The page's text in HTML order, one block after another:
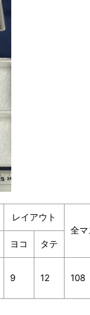
レイアウト
全
ヨコ タテ
9 12 108